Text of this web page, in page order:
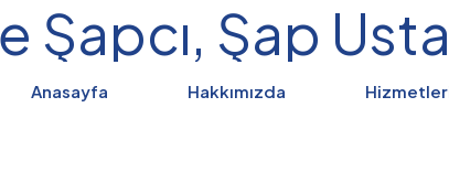
Anasayfa Hakkımızda
Şapcı, Şap